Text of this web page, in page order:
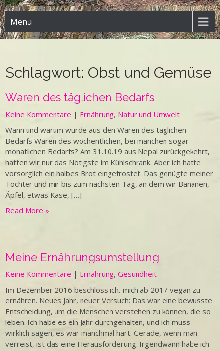
Menu
Schlagwort: Obst und Gemüse
Waren des täglichen Bedarfs
Keine Kommentare | Ernährung, Natur und Umwelt
Wann und warum wurde aus den Waren des täglichen
Bedarfs Waren des wöchentlichen, bei manchen sogar
monatlichen Bedarfs? Am 31.10.19 aus Nepal zurückgekehrt,
hatten wir nur das Nötigste im Kühlschrank. Aber ich hatte
vorsorglich ein halbes Brot eingefrostet. Das genügte meiner
Tochter und mir bis zum nächsten Tag, an dem wir Bananen,
Äpfel, etwas Käse, […]
Read More »
Meine Ernährungsumstellung
Keine Kommentare | Ernährung,Gesundheit
Im Dezember 2016 beschloss ich, mich ab 2017 vegan zu
ernähren. Neues Jahr, neuer Versuch: Das war eine bewusste
Entscheidung, um die Menschen verstehen zu können, die so
leben. Ich habe es ein Jahr durchgehalten, und ich muss
wirklich sagen, es war manchmal hart. Gerade, wenn man
verreist, ist das eine Herausforderung. Irgendwann habe ich